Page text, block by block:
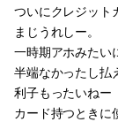
ついにクレジット
まじうれしー。
一時期アホみたい
半端なかったし払
利子もったいねー
カード持つとき